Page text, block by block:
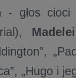
-
głos
„Hugo i